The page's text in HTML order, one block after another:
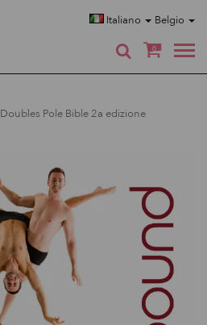
Italiano Belgio
0
Doubles Pole Bible 2a edizione